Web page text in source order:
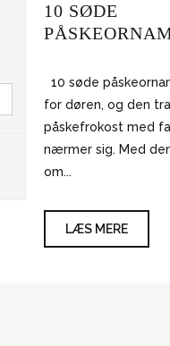
10 SØDE
10 søde
for døren, og den
påskefrokost med
nærmer sig. Med
om...
LÆS MERE